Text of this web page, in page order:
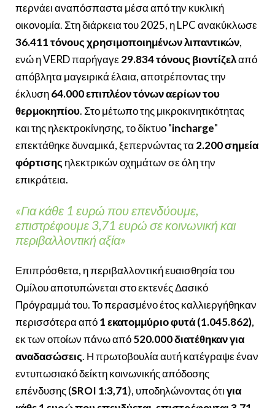
περνάει αναπόσπαστα μέσα από την κυκλική
οικονομία. Στη διάρκεια του 2025, η LPC ανακύκλωσε
36.411 τόνους χρησιμοποιημένων λιπαντικών,
ενώ η VERD παρήγαγε 29.834 τόνους βιοντίζελαπό
απόβλητα μαγειρικά έλαια, αποτρέποντας την
έκλυση64.000 επιπλέον τόνων αερίων του
θερμοκηπίου. Στο μέτωπο της μικροκινητικότητας
και της ηλεκτροκίνησης, το δίκτυο "incharge"
επεκτάθηκε δυναμικά, ξεπερνώντας τα2.200 σημεία
φόρτισης ηλεκτρικών οχημάτων σε όλη την
επικράτεια.
«Για κάθε 1 ευρώ που επενδύουμε,
επιστρέφουμε 3,71 ευρώ σε κοινωνική και
περιβαλλοντική αξία»
Επιπρόσθετα, η περιβαλλοντική ευαισθησία του
Ομίλου αποτυπώνεται στο εκτενές Δασικό
Πρόγραμμά του. Το περασμένο έτος καλλιεργήθηκαν
περισσότερα από1 εκατομμύριο φυτά (1.045.862),
εκ των οποίων πάνω από520.000 διατέθηκαν για
αναδασώσεις. Η πρωτοβουλία αυτή κατέγραψε έναν
εντυπωσιακό δείκτη κοινωνικής απόδοσης
επένδυσης (SROI 1:3,71), υποδηλώνοντας ότιγια